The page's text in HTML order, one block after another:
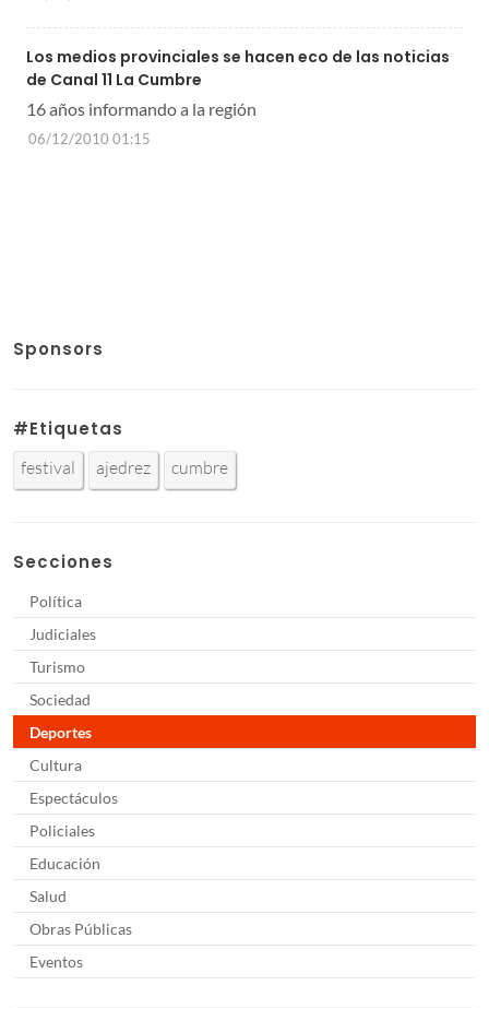
Los medios provinciales se hacen eco de las noticias
de Canal 11 La Cumbre
16 años informando a la región
06/12/2010 01:15
Sponsors
#Etiquetas
festival ajedrez cumbre
Secciones
Política
Judiciales
Turismo
Sociedad
Deportes
Cultura
Espectáculos
Policiales
Educación
Salud
Obras Públicas
Eventos